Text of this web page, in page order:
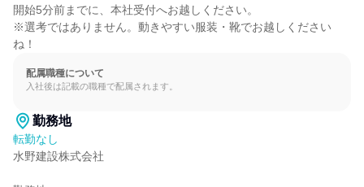
開始5分前までに、本社受付へお越しください。
※選考ではありません。動きやすい服装・靴でお越しください
ね！
配属職種について
入社後は記載の職種で配属されます。
勤務地
転勤なし
水野建設株式会社